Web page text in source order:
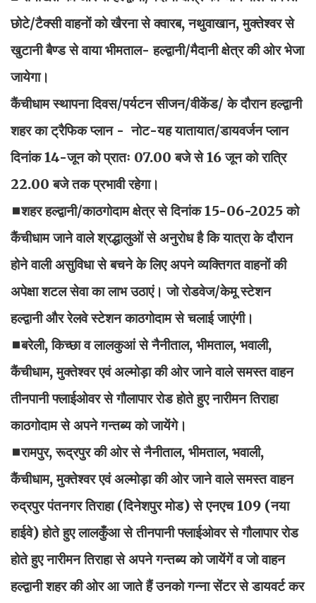
छोटे/टैक्सी वाहनों को खैरना से क्वारब, नथुवाखान, मुक्तेश्वर से
खुटानी बैण्ड से वाया भीमताल- हल्द्वानी/मैदानी क्षेत्र की ओर भेजा
जायेगा।
कैंचीधाम स्थापना दिवस/पर्यटन सीजन/वीकेंड/ के दौरान हल्द्वानी
शहर का ट्रैफिक प्लान - नोट-यह यातायात/डायवर्जन प्लान
दिनांक 14-जून को प्रातः 07.00 बजे से 16 जून को रात्रि
22.00 बजे तक प्रभावी रहेगा।
◼शहर हल्द्वानी/काठगोदाम क्षेत्र से दिनांक 15-06-2025 को
कैंचीधाम जाने वाले श्रद्धालुओं से अनुरोध है कि यात्रा के दौरान
होने वाली असुविधा से बचने के लिए अपने व्यक्तिगत वाहनों की
अपेक्षा शटल सेवा का लाभ उठाएं। जो रोडवेज/केमू स्टेशन
हल्द्वानी और रेलवे स्टेशन काठगोदाम से चलाई जाएंगी।
◼बरेली, किच्छा व लालकुआं से नैनीताल, भीमताल, भवाली,
कैंचीधाम, मुक्तेश्वर एवं अल्मोड़ा की ओर जाने वाले समस्त वाहन
तीनपानी फ्लाईओवर से गौलापार रोड होते हुए नारीमन तिराहा
काठगोदाम से अपने गन्तब्य को जायेंगे।
◼रामपुर, रूद्रपुर की ओर से नैनीताल, भीमताल, भवाली,
कैंचीधाम, मुक्तेश्वर एवं अल्मोड़ा की ओर जाने वाले समस्त वाहन
रुद्रपुर पंतनगर तिराहा (दिनेशपुर मोड) से एनएच 109 (नया
हाईवे) होते हुए लालकुँआ से तीनपानी फ्लाईओवर से गौलापार रोड
होते हुए नारीमन तिराहा से अपने गन्तब्य को जायेंगें व जो वाहन
हल्द्वानी शहर की ओर आ जाते हैं उनको गन्ना सेंटर से डायवर्ट कर